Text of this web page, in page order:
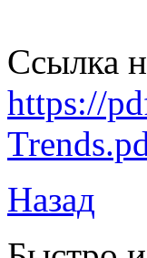
Ссылка
https://
Назад